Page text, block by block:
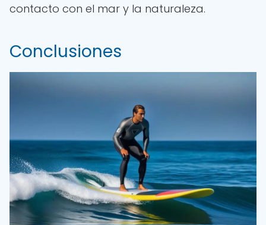
contacto con el mar y la naturaleza.
Conclusiones